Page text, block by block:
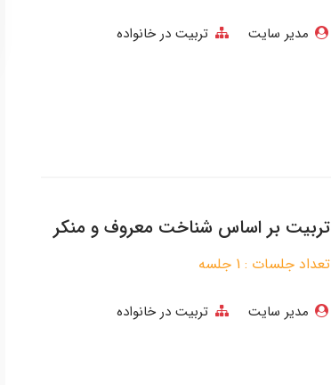
مدیر سایت تربیت در خانواده
تربیت بر اساس شناخت معروف و منکر
تعداد جلسات : 1 جلسه
مدیر سایت تربیت در خانواده